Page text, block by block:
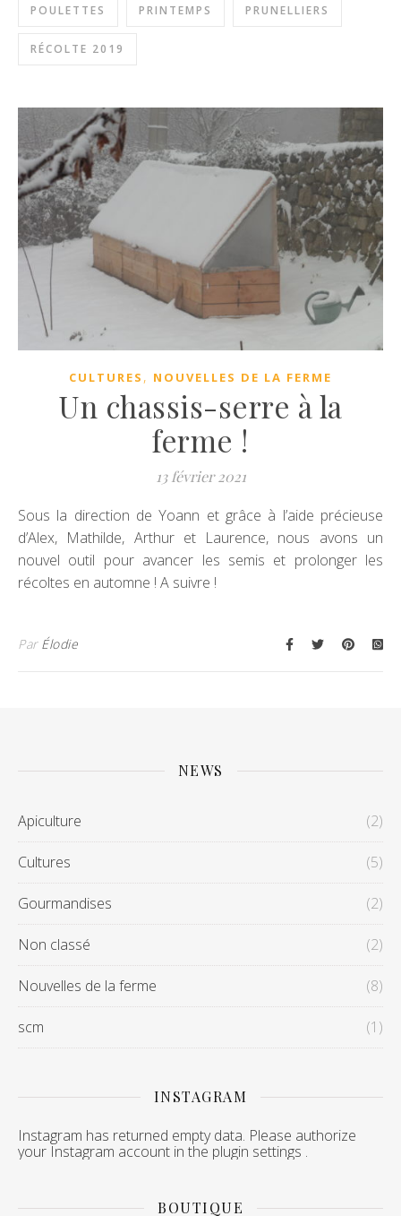
POULETTES PRINTEMPS PRUNELLIERS
RÉCOLTE 2019
CULTURES , NOUVELLES DE LA FERME
Un chassis-serre à la
ferme !
13 février 2021
Sous la direction de Yoann et grâce à l’aide précieuse
d’Alex, Mathilde, Arthur et Laurence, nous avons un
nouvel outil pour avancer les semis et prolonger les
récoltes en automne ! A suivre !
Par Élodie
NEWS
Apiculture (2)
Cultures (5)
Gourmandises (2)
Non classé (2)
Nouvelles de la ferme (8)
scm (1)
INSTAGRAM
Instagram has returned empty data. Please authorize
your Instagram account in the plugin settings .
BOUTIQUE